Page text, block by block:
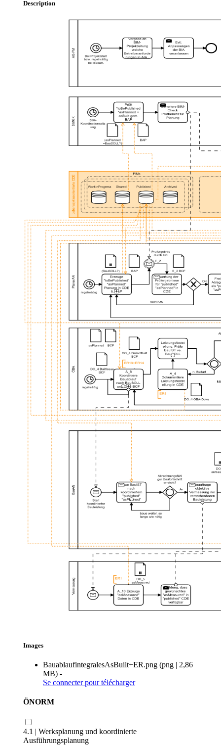
Description
Images
BauablaufintegralesAsBuilt+ER.png (png | 2,86
MB) -
Se connecterpour télécharger
ÖNORM
4.1 | Werksplanung und koordinierte
Ausführungsplanung